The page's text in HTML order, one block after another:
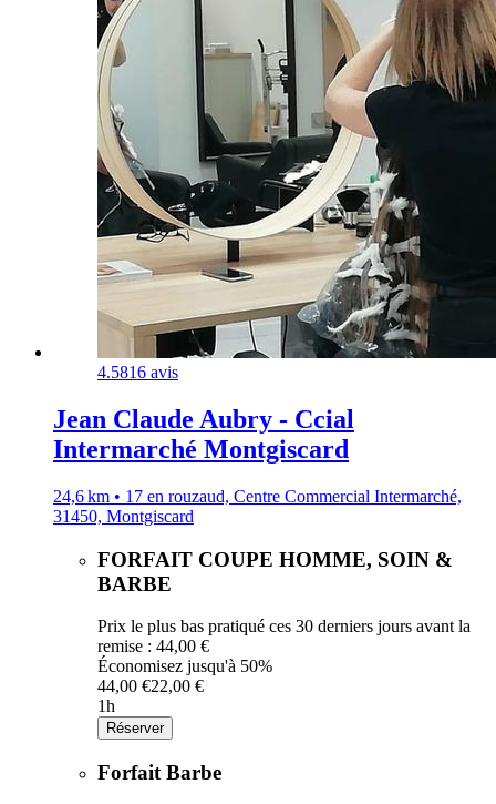
4.5816 avis
Jean Claude Aubry - Ccial
Intermarché Montgiscard
24,6 km • 17 en rouzaud, Centre Commercial Intermarché,
31450, Montgiscard
FORFAIT COUPE HOMME, SOIN &
BARBE
Prix le plus bas pratiqué ces 30 derniers jours avant la
remise : 44,00 €
Économisez jusqu'à 50%
44,00 €22,00 €
1h
Réserver
Forfait Barbe